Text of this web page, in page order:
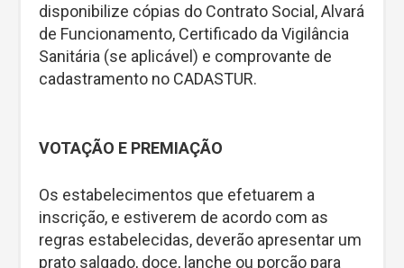
disponibilize cópias do Contrato Social, Alvará
de Funcionamento, Certificado da Vigilância
Sanitária (se aplicável) e comprovante de
cadastramento no CADASTUR.
VOTAÇÃO E PREMIAÇÃO
Os estabelecimentos que efetuarem a
inscrição, e estiverem de acordo com as
regras estabelecidas, deverão apresentar um
prato salgado, doce, lanche ou porção para